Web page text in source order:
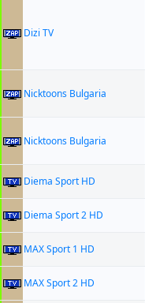
Dizi TV
Nicktoons Bulgaria
Nicktoons Bulgaria
Diema Sport HD
Diema Sport 2 HD
MAX Sport 1 HD
MAX Sport 2 HD